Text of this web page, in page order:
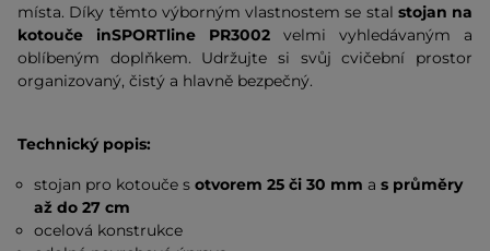
místa. Díky těmto výborným vlastnostem se stal stojan na
kotouče
inSPORTline PR3002 velmi vyhledávaným a
oblíbeným doplňkem. Udržujte si svůj cvičební prostor
organizovaný, čistý a hlavně bezpečný.
Technický popis:
stojan pro kotouče sotvorem 25 či 30 mm as průměry
až do 27 cm
ocelová konstrukce